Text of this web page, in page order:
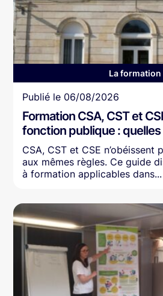
La formation
Article
Publié le 06/08/2026
Formation CSA, CST et
fonction publique :
CSA, CST et CSE n’obéissent
aux mêmes règles. Ce guide
à formation applicables dans...